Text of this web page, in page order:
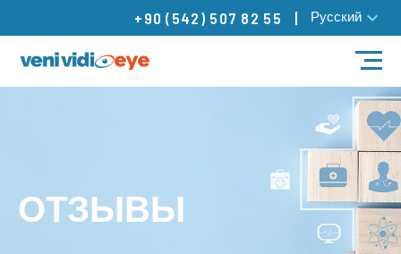
+90 (542) 507 82 55 Русский
ЛЕЧЕНИЕ
НАШИ ВРАЧИ
НАШИ ЦЕНТРЫ
БЛОГ
ОТЗЫВЫ